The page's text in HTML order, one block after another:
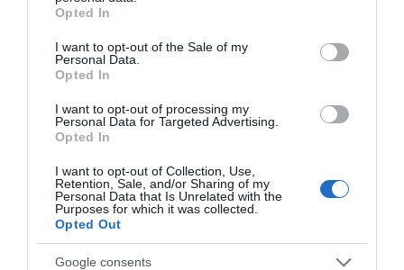
grant or deny consent to Google and its third-party tags to
use your data for below specified purposes in below Google
consent section.
Opted In
I want to opt-out of the Sale of my
Personal Data.
Opted In
I want to opt-out of processing my
Personal Data for Targeted Advertising.
Opted In
I want to opt-out of Collection, Use,
Retention, Sale, and/or Sharing of my
Personal Data that Is Unrelated with the
Purposes for which it was collected.
Opted Out
Google consents
Categoría
La Despensa
Subcategoría
Dulce y Desayuno
Supermercado
CARREFOUR